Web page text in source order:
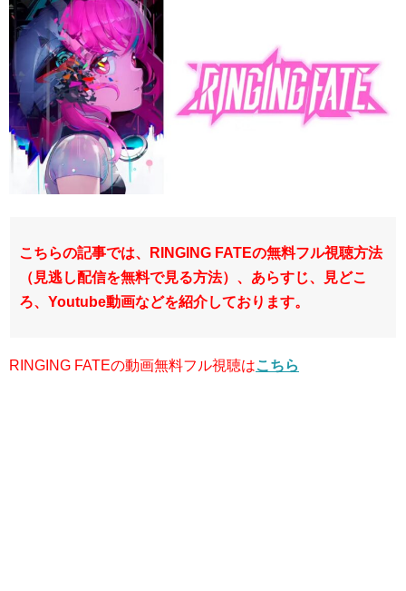
こちらの記事では、RINGING FATEの無料フル視聴方法
（見逃し配信を無料で見る方法）、あらすじ、見どこ
ろ、Youtube動画などを紹介しております。
RINGING FATEの動画無料フル視聴はこちら